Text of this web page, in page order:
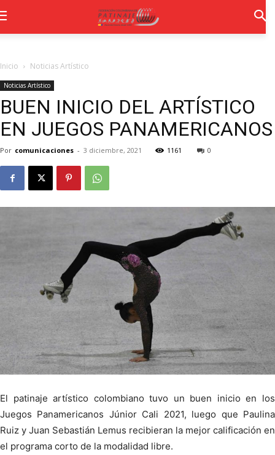
Inicio Noticias Artístico
Noticias Artístico
BUEN INICIO DEL ARTÍSTICO
EN JUEGOS PANAMERICANOS
Por comunicaciones - 3 diciembre, 2021 1161 0
El patinaje artístico colombiano tuvo un buen inicio en los
Juegos Panamericanos Júnior Cali 2021, luego que Paulina
Ruiz y Juan Sebastián Lemus recibieran la mejor calificación en
el programa corto de la modalidad libre.